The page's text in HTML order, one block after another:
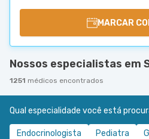
MARCAR
Nossos especialistas em
1251 médicos encontrados
Qual especialidade você está
Endocrinologista Pediatra